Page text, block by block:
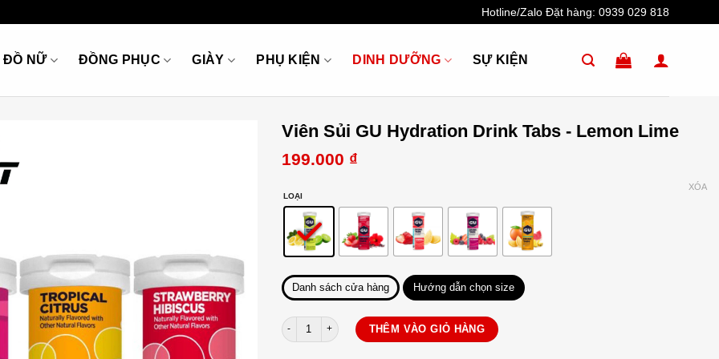
Hotline/Zalo Đặt hàng: 0939 029 818
ĐỒ NỮ ĐỒNG PHỤC GIÀY PHỤ KIỆN DINH DƯỠNG SỰ KIỆN
Viên Sủi GU Hydration Drink Tabs - Lemon Lime
199.000 ₫
LOẠI
XÓA
Danh sách cửa hàng Hướng dẫn chọn size
Viên Sủi GU Hydration Drink Tabs số lượng
THÊM VÀO GIỎ HÀNG